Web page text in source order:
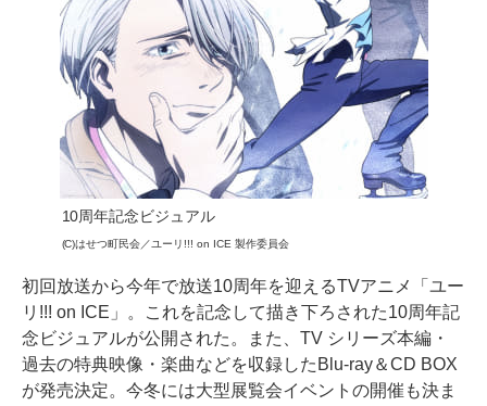
10周年記念ビジュアル
(C)はせつ町民会／ユーリ!!! on ICE 製作委員会
初回放送から今年で放送10周年を迎えるTVアニメ「ユー
リ!!! on ICE」。これを記念して描き下ろされた10周年記
念ビジュアルが公開された。また、TV シリーズ本編・
過去の特典映像・楽曲などを収録したBlu-ray＆CD BOX
が発売決定。今冬には大型展覧会イベントの開催も決ま